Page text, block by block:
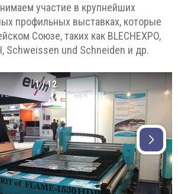
участие в крупнейших
профильных выставках, которые
Союзе, таких как BLECHEXPO,
Schweissen und Schneiden и др.
1/12